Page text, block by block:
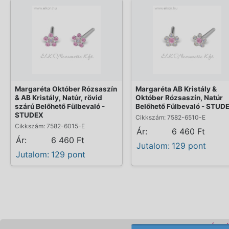
Margaréta Október Rózsaszín
& AB Kristály, Natúr, rövid
szárú Belőhető Fülbevaló -
STUDEX
Cikkszám: 7582-6015-E
Ár:
6 460 Ft
Jutalom: 129 pont
Margaréta AB Kristály &
Október Rózsaszín, Natúr
Belőhető Fülbevaló -
Cikkszám: 7582-6510-E
Ár:
6 460 Ft
Jutalom: 129 pont